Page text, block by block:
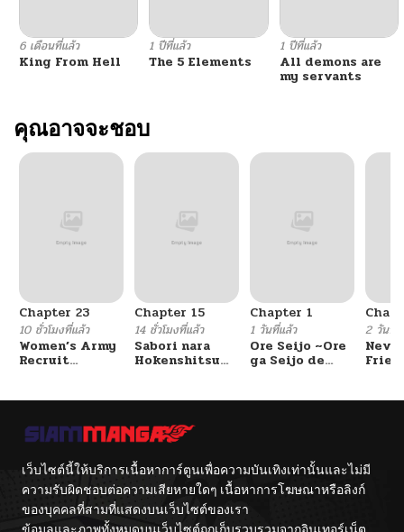
ตอนที่ 113
ตอนที่ 112 11/20/2025
ตอนที่ 111
ตอนที่ 107 11/13/2025
ตอนที่ 106
ตอนที่ 104 11/12/2025
ตอนที่ 103 11/12/2025
6 เดือนที่แล้ว
King From Hell
1 ปีที่แล้ว
The 5 Elements
1 ปีที่แล้ว
All demons are
my servants
คุณอาจจะชอบ
Chapter 23
10 ชั่วโมงที่แล้ว
Women’s Army
Recruit
Chapter 15
14 ชั่วโมงที่แล้ว
Sabori nara
Hokenshitsu
Chapter 1
1 วันที่แล้ว
Ore Seijo ~Ore
ga Seijo de
Tag Otome
2 วันที่แ
เว็บไซต์นี้ให้บริการเนื้อหาการ์ตูนเพื่อความบันเทิงเท่านั้นและไม่มี
ความรับผิดชอบต่อความเสียหายใดๆ เนื้อหาการโฆษณาหรือลิงก์
ของบุคคลที่สามที่แสดงบนเว็บไซต์ของเรา